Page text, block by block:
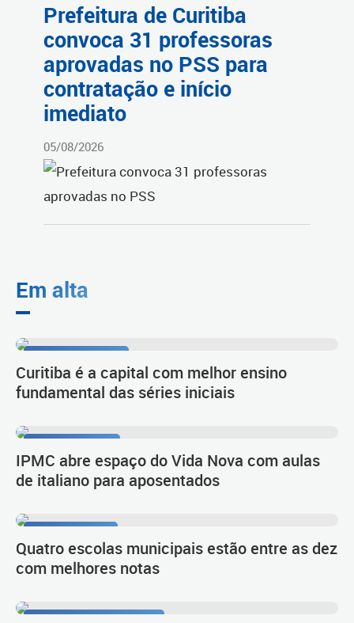
Prefeitura de Curitiba
convoca 31 professoras
aprovadas no PSS para
contratação e início
imediato
05/08/2026
Em alta
Curitiba é a capital com melhor ensino
fundamental das séries iniciais
IPMC abre espaço do Vida Nova com aulas
de italiano para aposentados
Quatro escolas municipais estão entre as dez
com melhores notas